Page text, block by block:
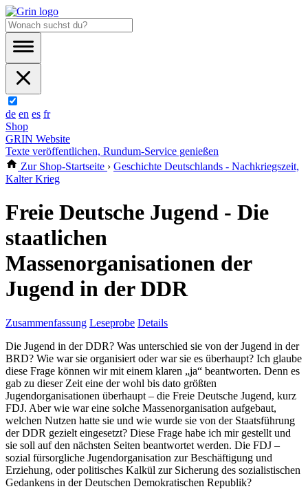
de en es fr
Shop
GRIN Website
Texte veröffentlichen, Rundum-Service genießen
Zur Shop-Startseite › Geschichte Deutschlands - Nachkriegszeit,
Kalter Krieg
Freie Deutsche Jugend - Die
staatlichen
Massenorganisationen der
Jugend in der DDR
Zusammenfassung Leseprobe Details
Die Jugend in der DDR? Was unterschied sie von der Jugend in der
BRD? Wie war sie organisiert oder war sie es überhaupt? Ich glaube
diese Frage können wir mit einem klaren „ja“ beantworten. Denn es
gab zu dieser Zeit eine der wohl bis dato größten
Jugendorganisationen überhaupt – die Freie Deutsche Jugend, kurz
FDJ. Aber wie war eine solche Massenorganisation aufgebaut,
welchen Nutzen hatte sie und wie wurde sie von der Staatsführung
der DDR gezielt eingesetzt? Diese Frage habe ich mir gestellt und
sie soll auf den nächsten Seiten beantwortet werden. Die FDJ –
sozial fürsorgliche Jugendorganisation zur Beschäftigung und
Erziehung, oder politisches Kalkül zur Sicherung des sozialistischen
Gedankens in der Deutschen Demokratischen Republik?